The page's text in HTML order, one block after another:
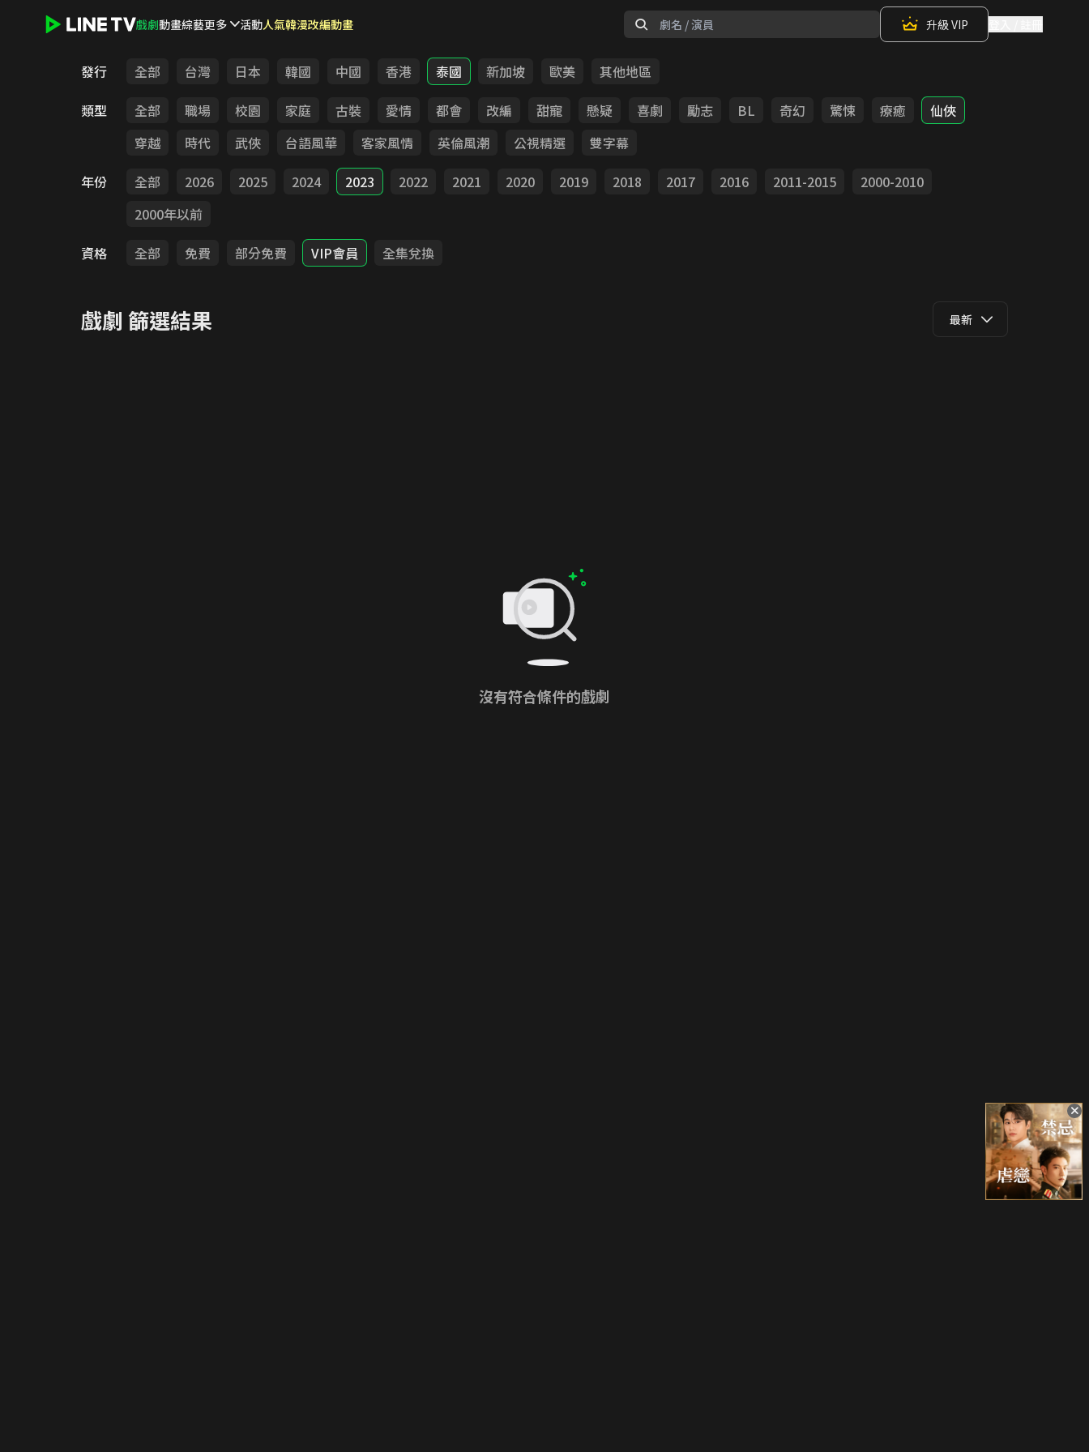
戲劇動畫綜藝更多 活動人氣韓漫改編動畫 升級 VIP
發行 全部 台灣 日本 韓國 中國 香港 泰國 新加坡 歐美
其他地區
類型
全部 職場 校園 家庭 古裝 愛情 都會 改編 甜寵 懸疑 喜劇 勵志 BL 奇幻 驚悚 療癒
仙俠
穿越
時代 武俠 台語風華 客家風情 英倫風潮 公視精選
雙字幕
年份
全部 2026 2025 2024 2023 2022 2021 2020 2019 2018 2017 2016 2011-2015
2000-2010
2000年以前
資格
全部 免費 部分免費 VIP會員 全集兌換
戲劇 篩選結果 最新
沒有符合條件的戲劇